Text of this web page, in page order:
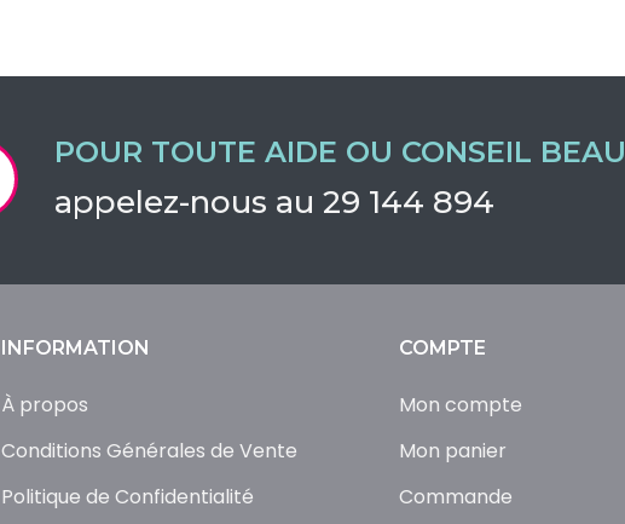
POUR TOUTE AIDE OU CONSEIL
appelez-nous au 29 144 894
INFORMATION
À propos
Conditions Générales de Vente
Politique de Confidentialité
COMPTE
Mon compte
Mon panier
Commande